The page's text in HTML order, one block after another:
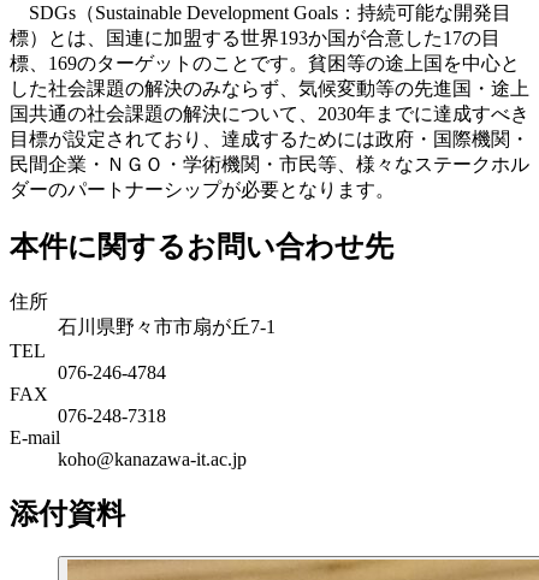
SDGs（Sustainable Development Goals：持続可能な開発目
標）とは、国連に加盟する世界193か国が合意した17の目
標、169のターゲットのことです。貧困等の途上国を中心と
した社会課題の解決のみならず、気候変動等の先進国・途上
国共通の社会課題の解決について、2030年までに達成すべき
目標が設定されており、達成するためには政府・国際機関・
民間企業・ＮＧＯ・学術機関・市民等、様々なステークホル
ダーのパートナーシップが必要となります。
本件に関するお問い合わせ先
住所
石川県野々市市扇が丘7-1
TEL
076-246-4784
FAX
076-248-7318
E-mail
koho@kanazawa-it.ac.jp
添付資料